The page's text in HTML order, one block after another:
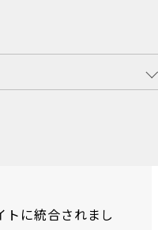
トに統合されまし